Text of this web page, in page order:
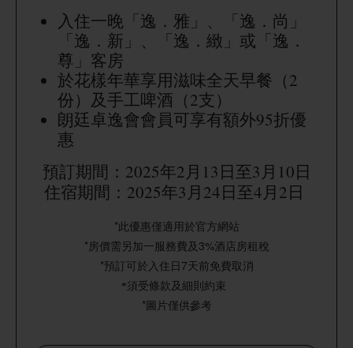
入住一晚「逸．雅」、「逸．尚」
「逸．新」、「逸．緻」或「逸．
尊」客房
於花樣年華享用滋味全天早餐（2
份）及手工啤酒（2支）
朗廷卓逸會會員可享有額外95折優
惠
預訂期間：2025年2月13日至3月10日
住宿期間：2025年3月24日至4月2日
*此優惠僅適用於官方網站
*房價需另加一服務費及3%酒店房租稅
*預訂可於入住日7天前免費取消
*須受條款及細則約束
*圖片僅供參考